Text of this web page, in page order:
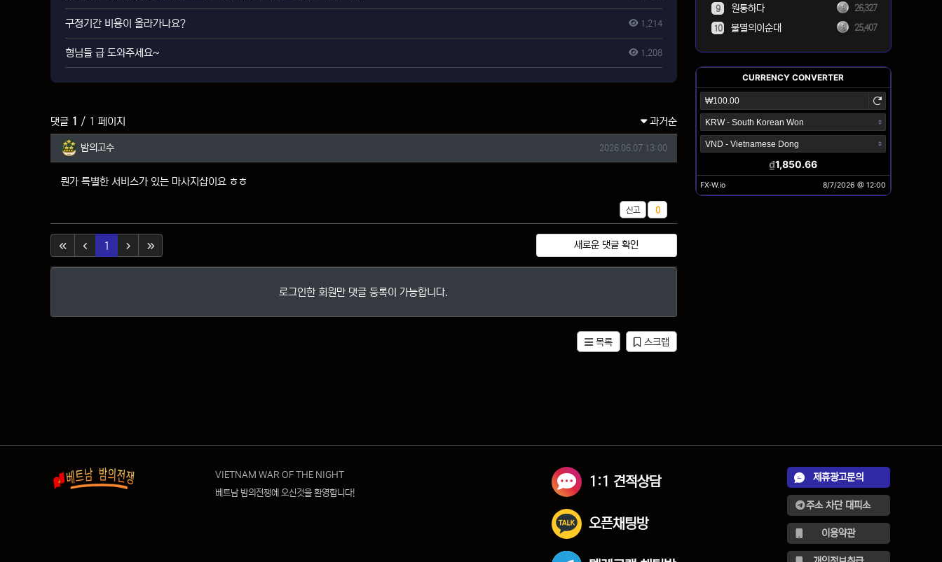
구정기간 비용이 올라가나요? 1,214
형님들 급 도와주세요~ 1,208
댓글 1 / 1 페이지 과거순
밤의고수님의 댓글
밤의고수 작성일
2026.06.07 13:00
뭔가 특별한 서비스가 있는 마사지샵이요 ㅎㅎ
신고 추천
0
1 (current) 새로운 댓글 확인
로그인한 회원만 댓글 등록이 가능합니다.
목록 스크랩
9 원통하다 26,327
10 불멸의이순대 25,407
VIETNAM WAR OF THE NIGHT
베트남 밤의전쟁에 오신것을 환영합니다!
1:1 견적상담
오픈채팅방
제휴광고문의
주소 차단 대피소
이용약관